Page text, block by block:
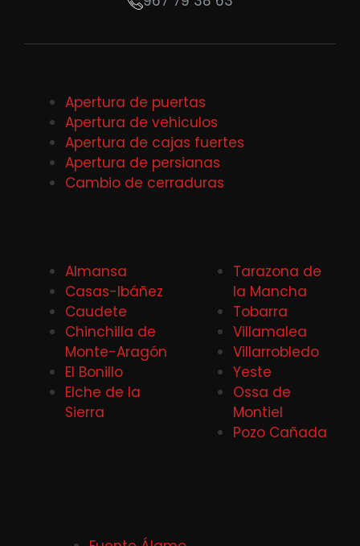
Apertura de puertas
Apertura de vehiculos
Apertura de cajas fuertes
Apertura de persianas
Cambio de cerraduras
Almansa
Casas-Ibáñez
Caudete
Chinchilla de
Monte-Aragón
El Bonillo
Elche de la
Sierra
Tarazona de
la Mancha
Tobarra
Villamalea
Villarrobledo
Yeste
Ossa de
Montiel
Pozo Cañada